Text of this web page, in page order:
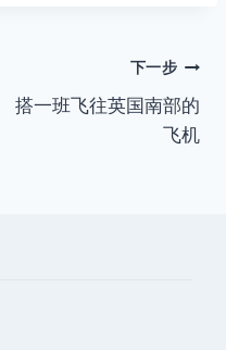
下一步
搭一班飞往英国南部的
飞机